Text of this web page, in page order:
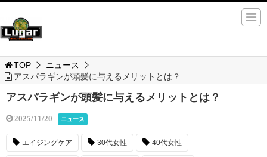
TOP
ニュース
アスパラギンが頭髪に与えるメリットとは？
アスパラギンが頭髪に与えるメリットとは？
2025/11/20 ニュース
エイジングケア 30代女性 40代女性